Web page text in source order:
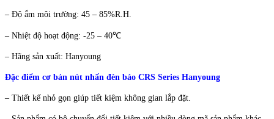
– Độ ẩm môi trường: 45 – 85%R.H.
– Nhiệt độ hoạt động: -25 – 40℃
– Hãng sản xuất: Hanyoung
Đặc điểm cơ bản nút nhấn đèn báo CRS Series Hanyoung
– Thiết kế nhỏ gọn giúp tiết kiệm không gian lắp đặt.